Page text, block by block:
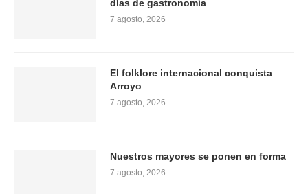
días de gastronomía
7 agosto, 2026
El folklore internacional conquista
Arroyo
7 agosto, 2026
Nuestros mayores se ponen en forma
7 agosto, 2026